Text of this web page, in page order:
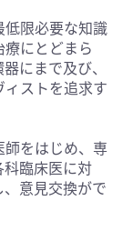
限必要な知識
にとどまら
にまで及び、
ストを追求す
をはじめ、専
臨床医に対
意見交換がで